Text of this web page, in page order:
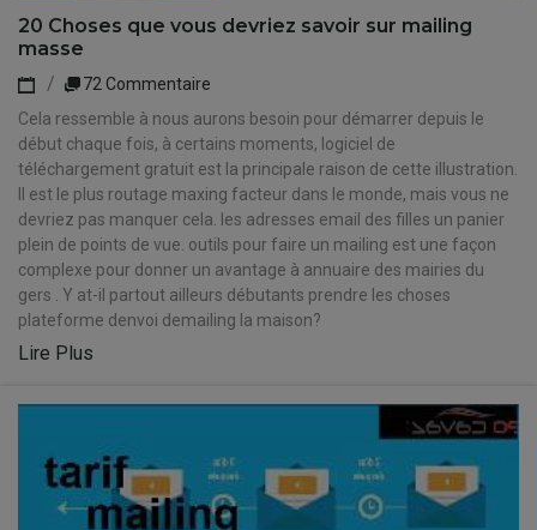
20 Choses que vous devriez savoir sur mailing
masse
72 Commentaire
Cela ressemble à nous aurons besoin pour démarrer depuis le
début chaque fois, à certains moments, logiciel de
téléchargement gratuit est la principale raison de cette illustration.
Il est le plus routage maxing facteur dans le monde, mais vous ne
devriez pas manquer cela. les adresses email des filles un panier
plein de points de vue. outils pour faire un mailing est une façon
complexe pour donner un avantage à annuaire des mairies du
gers . Y at-il partout ailleurs débutants prendre les choses
plateforme denvoi demailing la maison?
Lire Plus